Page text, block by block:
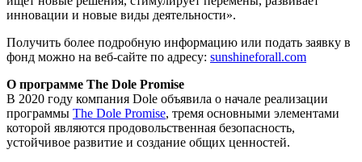
инновации и новые виды деятельности».
Получить более подробную информацию или подать заявку в
фонд можно на веб-сайте по адресу: sunshineforall.com
О программе The Dole Promise
В 2020 году компания Dole объявила о начале реализации
программы The Dole Promise, тремя основными элементами
которой являются продовольственная безопасность,
устойчивое развитие и создание общих ценностей.